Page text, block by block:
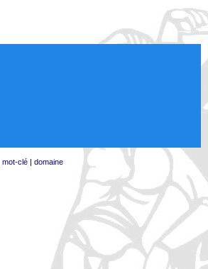
mot-clé| domaine